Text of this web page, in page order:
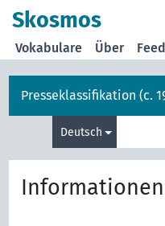
Skosmos
Vokabulare Über
Presseklassifikation (c.
Deutsch